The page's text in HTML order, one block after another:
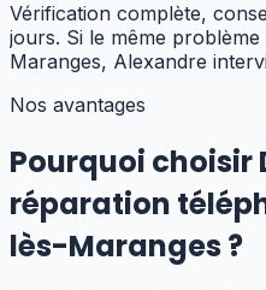
Vérification complète,
jours. Si le même
Maranges, Alexandre
Nos avantages
Pourquoi choisir
réparation
lès-Maranges ?